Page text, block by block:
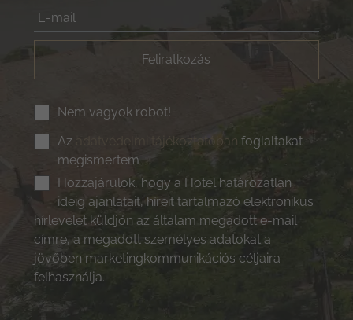
Feliratkozás
Nem vagyok robot!
Az
adatvédelmi tájékoztatóban foglaltakat
megismertem
Hozzájárulok, hogy a Hotel határozatlan
ideig ajánlatait, híreit tartalmazó elektronikus
hírlevelet küldjön az általam megadott e-mail
címre, a megadott személyes adatokat a
jövőben marketingkommunikációs céljaira
felhasználja.